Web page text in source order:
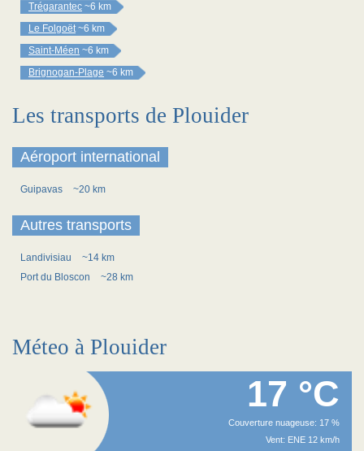
Trégarantec ~6 km
Le Folgoët ~6 km
Saint-Méen ~6 km
Brignogan-Plage ~6 km
Les transports de Plouider
Aéroport international
Guipavas ~20 km
Autres transports
Landivisiau
~14 km
Port du Bloscon
~28 km
Méteo à Plouider
17 °C
Couverture nuageuse: 17 %
Vent: ENE 12 km/h